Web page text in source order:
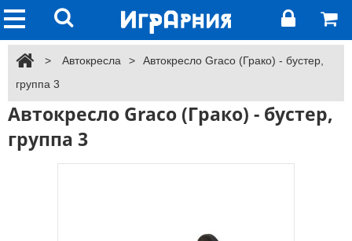
> Автокресла >
Автокресло Graco (Грако) - бустер,
группа 3
Автокресло Graco (Грако) - бустер,
группа 3